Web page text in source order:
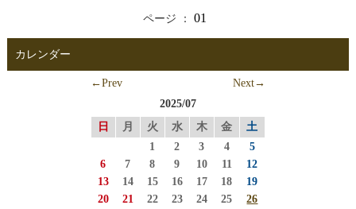
ページ ： 01
カレンダー
←Prev
Next→
2025/07
日
月 火 水 木 金
土
1
2 3 4
5
6
7 8 9 10 11
12
13
14 15 16 17 18
19
20
21 22 23 24 25
26